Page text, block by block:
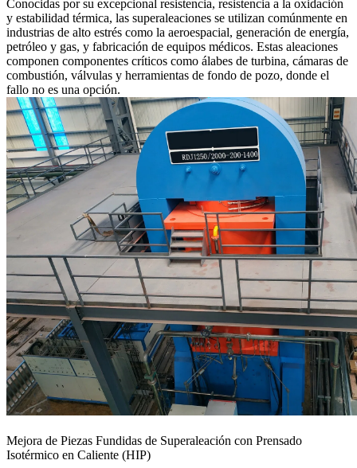
Conocidas por su excepcional resistencia, resistencia a la oxidación
y estabilidad térmica, las superaleaciones se utilizan comúnmente en
industrias de alto estrés como la aeroespacial, generación de energía,
petróleo y gas, y fabricación de equipos médicos. Estas aleaciones
componen componentes críticos como álabes de turbina, cámaras de
combustión, válvulas y herramientas de fondo de pozo, donde el
fallo no es una opción.
Mejora de Piezas Fundidas de Superaleación con Prensado
Isotérmico en Caliente (HIP)